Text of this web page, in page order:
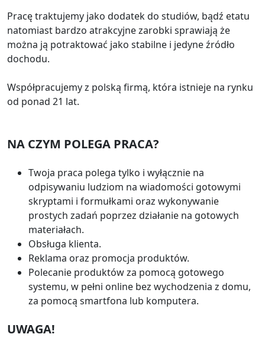
Pracę traktujemy jako dodatek do studiów, bądź etatu
natomiast bardzo atrakcyjne zarobki sprawiają że
można ją potraktować jako stabilne i jedyne źródło
dochodu.
Współpracujemy z polską firmą, która istnieje na rynku
od ponad 21 lat.
NA CZYM POLEGA PRACA?
Twoja praca polega tylko i wyłącznie na
odpisywaniu ludziom na wiadomości gotowymi
skryptami i formułkami oraz wykonywanie
prostych zadań poprzez działanie na gotowych
materiałach.
Obsługa klienta.
Reklama oraz promocja produktów.
Polecanie produktów za pomocą gotowego
systemu, w pełni online bez wychodzenia z domu,
za pomocą smartfona lub komputera.
UWAGA!